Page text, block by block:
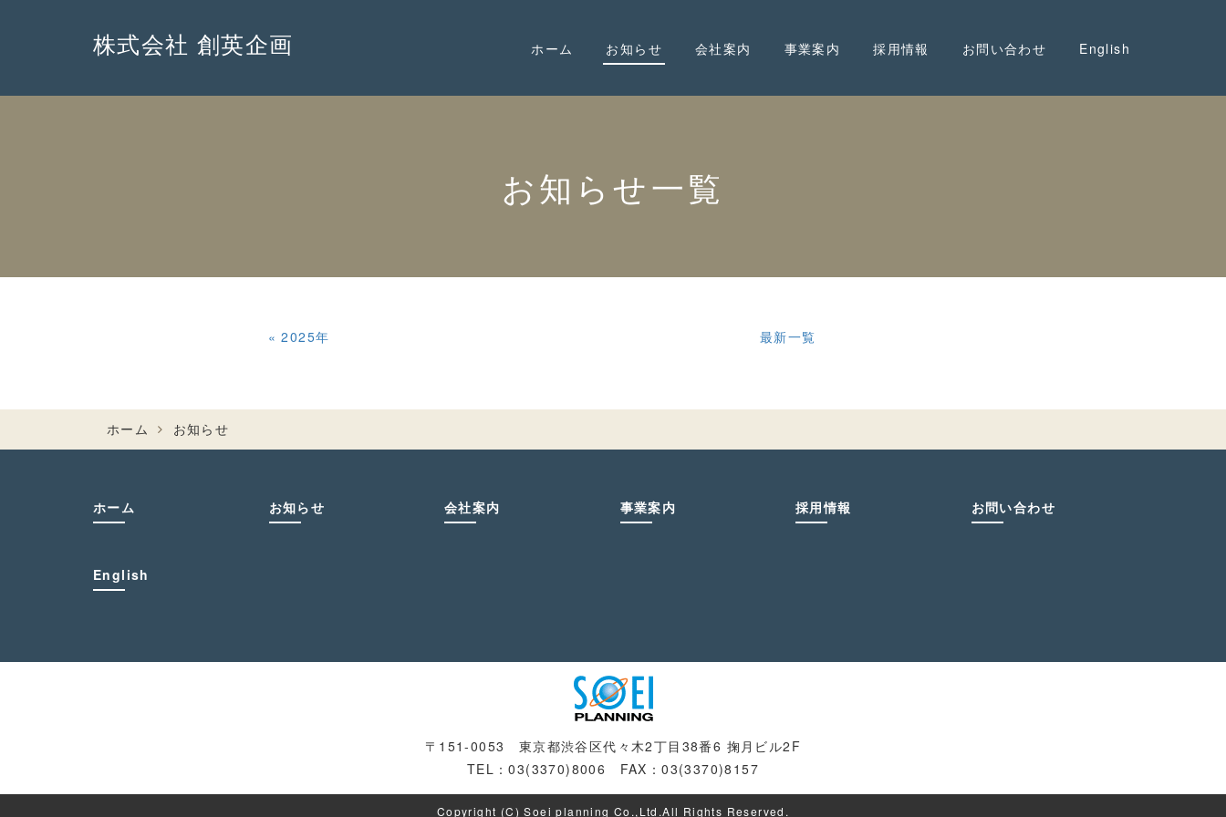
株式会社 創英企画 ホーム お知らせ 会社案内 事業案内 採用情報 お問い合わせ English
お知らせ一覧
«2025年 最新一覧
ホーム お知らせ
ホーム お知らせ 会社案内 事業案内 採用情報 お問い合わせ
English
〒151-0053 東京都渋谷区代々木2丁目38番6 掬月ビル2F
TEL：03(3370)8006 FAX：03(3370)8157
Copyright (C) Soei planning Co.,Ltd.All Rights Reserved.